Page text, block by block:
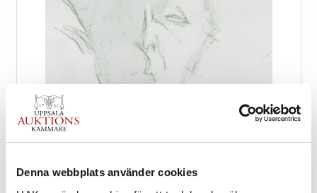
Denna webbplats använder cookies